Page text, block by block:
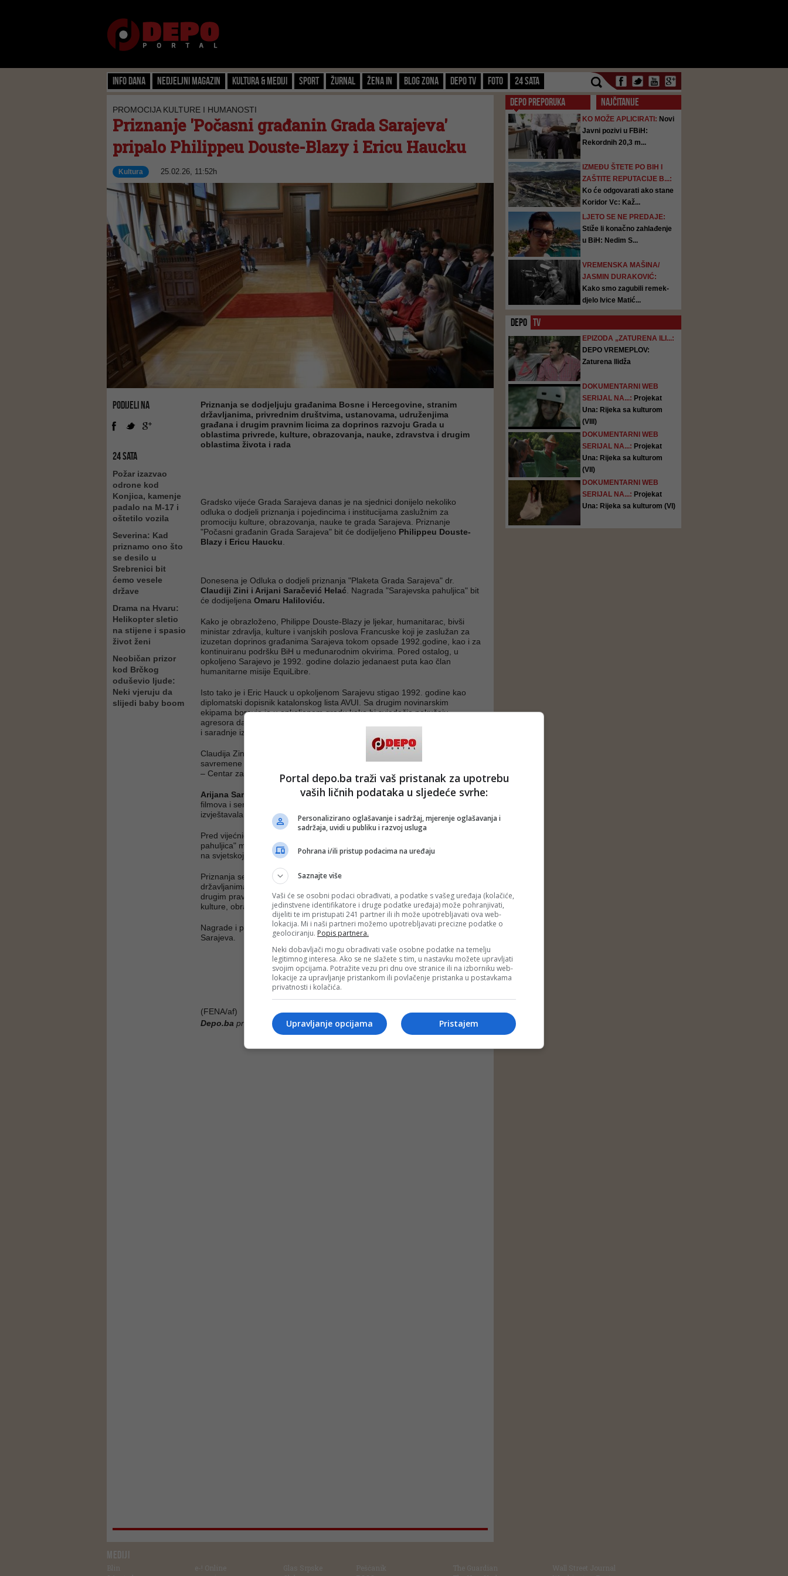
Info dana Nedjeljni magazin Kultura & Mediji Sport Žurnal Žena IN Blog zona Depo TV FOTO 24 SATA
PROMOCIJA KULTURE I HUMANOSTI
Priznanje 'Počasni građanin Grada Sarajeva'
pripalo Philippeu Douste-Blazy i Ericu Haucku
Kultura 25.02.26, 11:52h
PODIJELI NA
24 SATA
Požar izazvao
odrone kod
Konjica, kamenje
padalo na M-17 i
oštetilo vozila
Severina: Kad
priznamo ono što
se desilo u
Srebrenici bit
ćemo vesele
države
Drama na Hvaru:
Helikopter sletio
na stijene i spasio
život ženi
Neobičan prizor
kod Brčkog
oduševio ljude:
Neki vjeruju da
slijedi baby boom
Priznanja se dodjeljuju građanima Bosne i Hercegovine, stranim
državljanima, privrednim društvima, ustanovama, udruženjima
građana i drugim pravnim licima za doprinos razvoju Grada u
oblastima privrede, kulture, obrazovanja, nauke, zdravstva i drugim
oblastima života i rada
Gradsko vijeće Grada Sarajeva danas je na sjednici donijelo nekoliko
odluka o dodjeli priznanja i pojedincima i institucijama zaslužnim za
promociju kulture, obrazovanja, nauke te grada Sarajeva. Priznanje
"Počasni građanin Grada Sarajeva" bit će dodijeljeno Philippeu Douste-
Blazy i Ericu Haucku
Donesena je Odluka o dodjeli priznanja "Plaketa Grada Sarajeva" dr.
Claudiji Zini i Arijani Saračević Helać . Nagrada "Sarajevska pahuljica" bit
će dodijeljena Omaru Haliloviću.
Kako je obrazloženo, Philippe Douste-Blazy je ljekar, humanitarac, bivši
ministar zdravlja, kulture i vanjskih poslova Francuske koji je zaslužan za
izuzetan doprinos građanima Sarajeva tokom opsade 1992.godine, kao i za
kontinuiranu podršku BiH u međunarodnim okvirima. Pored ostalog, u
opkoljeno Sarajevo je 1992. godine dolazio jedanaest puta kao član
humanitarne misije EquiLibre.
Isto tako je i Eric Hauck u opkoljenom Sarajevu stigao 1992. godine kao
diplomatski dopisnik katalonskog lista AVUI. Sa drugim novinarskim
ekipama boravio je u opkoljenom gradu kako bi svjedočio pokušaju
agresora da osvoji Sarajevo. Život i karijeru posvetio je izgradnji prijateljstva
i saradnje između BiH i Katalonije.
Claudija Zini je italijanska historičarka umjetnosti posvećena ulozi
savremene umjetnosti u postkonfliktnoj BiH. Osnovala je Kuma International
– Centar za vizualne umjetnosti iz postkonfliktnih društva.
Arijana Saračević Helać
je novinarka, urednica i autorica dokumentarnih
filmova i serijala. Tokom opsade bila je ratni reporter te svakodnevno
izvještavala s prve linije fronta.
Pred vijećnicima je i Prijedlog odluke o dodjeli nagrade "Sarajevska
pahuljica" mladom pijanisti Omaru Haliloviću koji ostvaruje zavidne rezultate
na svjetskoj sceni.
Priznanja se dodjeljuju građanima Bosne i Hercegovine, stranim
državljanima, privrednim društvima, ustanovama, udruženjima građana i
drugim pravnim licima za doprinos razvoju Grada u oblastima privrede,
kulture, obrazovanja, nauke, zdravstva i drugim oblastima života i rada.
Nagrade i priznanja se uručuju na svečanoj sjednici Gradskog vijeća Grada
Sarajeva.
(FENA/af)
Depo.ba pratite putem društvenih mrežaTwitter Facebook
DEPO PREPORUKA NAJČITANIJE
KO MOŽE APLICIRATI: Novi
Javni pozivi u FBiH:
Rekordnih 20,3 m...
IZMEĐU ŠTETE PO BIH I
ZAŠTITE REPUTACIJE B...:
Ko će odgovarati ako stane
Koridor Vc: Kaž...
LJETO SE NE PREDAJE:
Stiže li konačno zahlađenje
u BiH: Nedim S...
VREMENSKA MAŠINA/
JASMIN DURAKOVIĆ:
Kako smo zagubili remek-
djelo Ivice Matić...
DEPO TV
EPIZODA „ZATURENA ILI...:
DEPO VREMEPLOV:
Zaturena Ilidža
DOKUMENTARNI WEB
SERIJAL NA...: Projekat
Una: Rijeka sa kulturom
(VIII)
DOKUMENTARNI WEB
SERIJAL NA...: Projekat
Una: Rijeka sa kulturom
(VII)
DOKUMENTARNI WEB
SERIJAL NA...: Projekat
Una: Rijeka sa kulturom (VI)
MEDIJI
Blin
e-! Online
Glas Srpske
Pešćanik
The Guardian
Wall Street Journal
Portal depo.ba traži vaš pristanak za upotrebu
vaših ličnih podataka u sljedeće svrhe:
Personalizirano oglašavanje i sadržaj, mjerenje oglašavanja i
sadržaja, uvidi u publiku i razvoj usluga
Pohrana i/ili pristup podacima na uređaju
Saznajte više
Vaši će se osobni podaci obrađivati, a podatke s vašeg uređaja (kolačiće,
jedinstvene identifikatore i druge podatke uređaja) može pohranjivati,
dijeliti te im pristupati 241 partner ili ih može upotrebljavati ova web-
lokacija. Mi i naši partneri možemo upotrebljavati precizne podatke o
geolociranju. Popis partnera.
Neki dobavljači mogu obrađivati vaše osobne podatke na temelju
legitimnog interesa. Ako se ne slažete s tim, u nastavku možete upravljati
svojim opcijama. Potražite vezu pri dnu ove stranice ili na izborniku web-
lokacije za upravljanje pristankom ili povlačenje pristanka u postavkama
privatnosti i kolačića.
Pristajem
Upravljanje opcijama